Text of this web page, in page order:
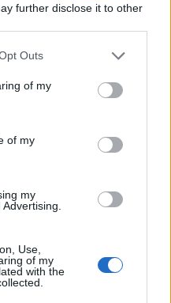
further disclose it to other
Outs
of my
of my
my
Use,
of my
with the
commentare questo
non rappresenta la linea editoriale
indipendente. I messaggi inclusi nei
senza filtro preventivo. I commenti
rimossi in automatico dal